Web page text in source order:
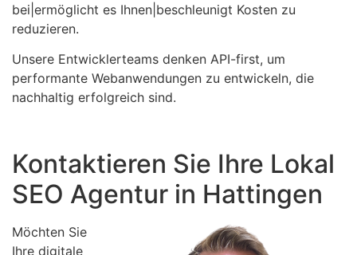
bei|ermöglicht es Ihnen|beschleunigt Kosten zu
reduzieren.
Unsere Entwicklerteams denken API-first, um
performante Webanwendungen zu entwickeln, die
nachhaltig erfolgreich sind.
Kontaktieren Sie Ihre Lokal
SEO Agentur in Hattingen
Möchten Sie
Ihre digitale